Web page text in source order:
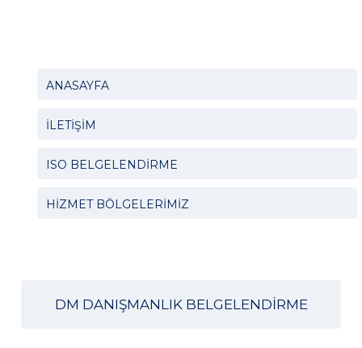
ANASAYFA
İLETİŞİM
ISO BELGELENDİRME
HİZMET BÖLGELERİMİZ
DM DANIŞMANLIK BELGELENDİRME